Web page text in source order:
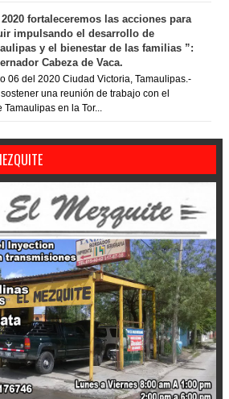
2020 fortaleceremos las acciones para
impulsando el desarrollo de
y el bienestar de las familias ”:
Cabeza de Vaca.
06 del 2020 Ciudad Victoria, Tamaulipas.-
sostener una reunión de trabajo con el
en la Tor...